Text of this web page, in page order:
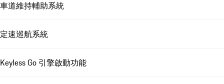
車道維持輔助系統
定速巡航系統
Keyless Go 引擎啟動功能